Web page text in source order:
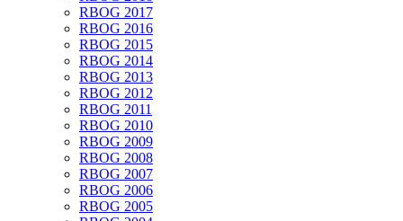
RBOG 2017
RBOG 2016
RBOG 2015
RBOG 2014
RBOG 2013
RBOG 2012
RBOG 2011
RBOG 2010
RBOG 2009
RBOG 2008
RBOG 2007
RBOG 2006
RBOG 2005